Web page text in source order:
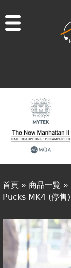
商品一覽
二手專區
視聽專欄
購物須知
線上商城
您
在
這
首頁 » 商品一覽 »
Pucks MK4 (停售)